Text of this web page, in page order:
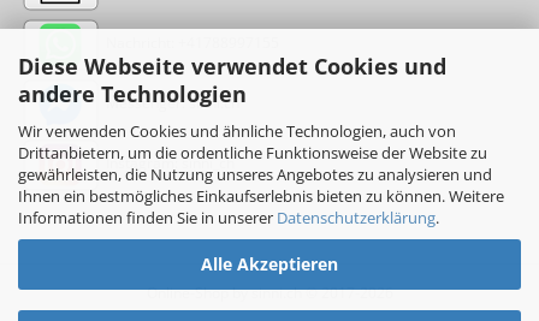
Diese Webseite verwendet Cookies und
andere Technologien
Wir verwenden Cookies und ähnliche Technologien, auch von
Drittanbietern, um die ordentliche Funktionsweise der Website zu
gewährleisten, die Nutzung unseres Angebotes zu analysieren und
Ihnen ein bestmögliches Einkaufserlebnis bieten zu können. Weitere
Informationen finden Sie in unserer Datenschutzerklärung.
Alle Akzeptieren
Messenger: sinni.ch
Instagram: sinni_ch
Online-Shopby sinni.ch © 2017-2026